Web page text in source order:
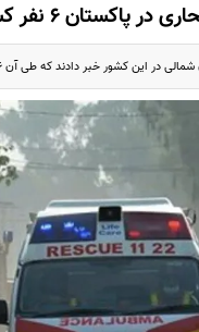
۶ نفر کشته برجای گذاشت
خبر دادند که طی آن ۶ نفر از جمله ۳ کودک کشته شدند.